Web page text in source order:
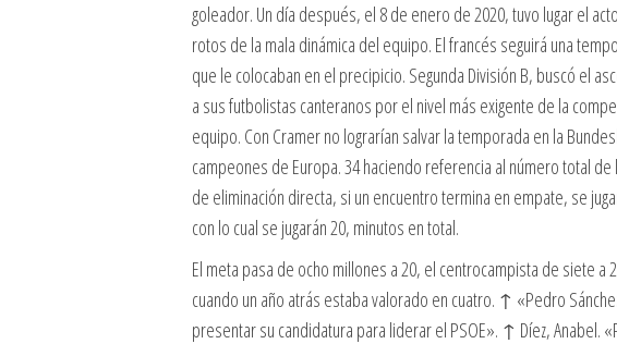
goleador. Un día después, el 8 de enero de 2020, tuvo lugar el
rotos de la mala dinámica del equipo. El francés seguirá una
que le colocaban en el precipicio. Segunda División B, buscó el
a sus futbolistas canteranos por el nivel más exigente de la
equipo. Con Cramer no lograrían salvar la temporada en la
campeones de Europa. 34 haciendo referencia al número total
de eliminación directa, si un encuentro termina en empate, se
con lo cual se jugarán 20, minutos en total.
El meta pasa de ocho millones a 20, el centrocampista de siete a
cuando un año atrás estaba valorado en cuatro. ↑ «Pedro
presentar su candidatura para liderar el PSOE». ↑ Díez, Anabel.